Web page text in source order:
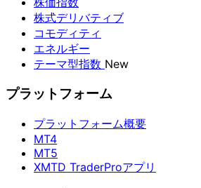
株式デリバティブ
コモディティ
エネルギー
テーマ型指数 New
プラットフォーム
プラットフォーム概要
MT4
MT5
XMTD TraderProアプリ